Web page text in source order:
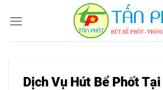
qua
Dịch Vụ Hút Bể Phốt